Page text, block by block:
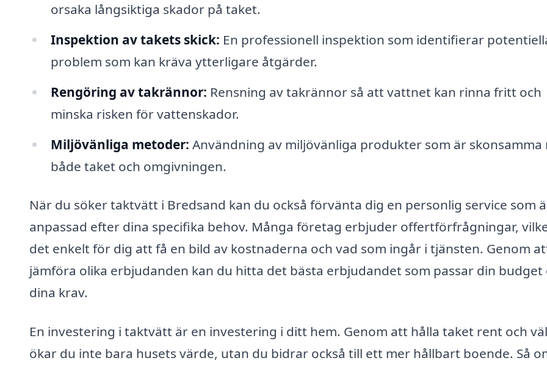
orsaka långsiktiga skador på taket.
Inspektion av takets skick: En professionell inspektion som identifierar
problem som kan kräva ytterligare åtgärder.
Rengöring av takrännor: Rensning av takrännor så att vattnet kan rinna fritt och
minska risken för vattenskador.
Miljövänliga metoder: Användning av miljövänliga produkter som är skonsamma
både taket och omgivningen.
När du söker taktvätt i Bredsand kan du också förvänta dig en personlig service som
anpassad efter dina specifika behov. Många företag erbjuder offertförfrågningar,
det enkelt för dig att få en bild av kostnaderna och vad som ingår i tjänsten. Genom
jämföra olika erbjudanden kan du hitta det bästa erbjudandet som passar din budget
dina krav.
En investering i taktvätt är en investering i ditt hem. Genom att hålla taket rent och
ökar du inte bara husets värde, utan du bidrar också till ett mer hållbart boende. Så